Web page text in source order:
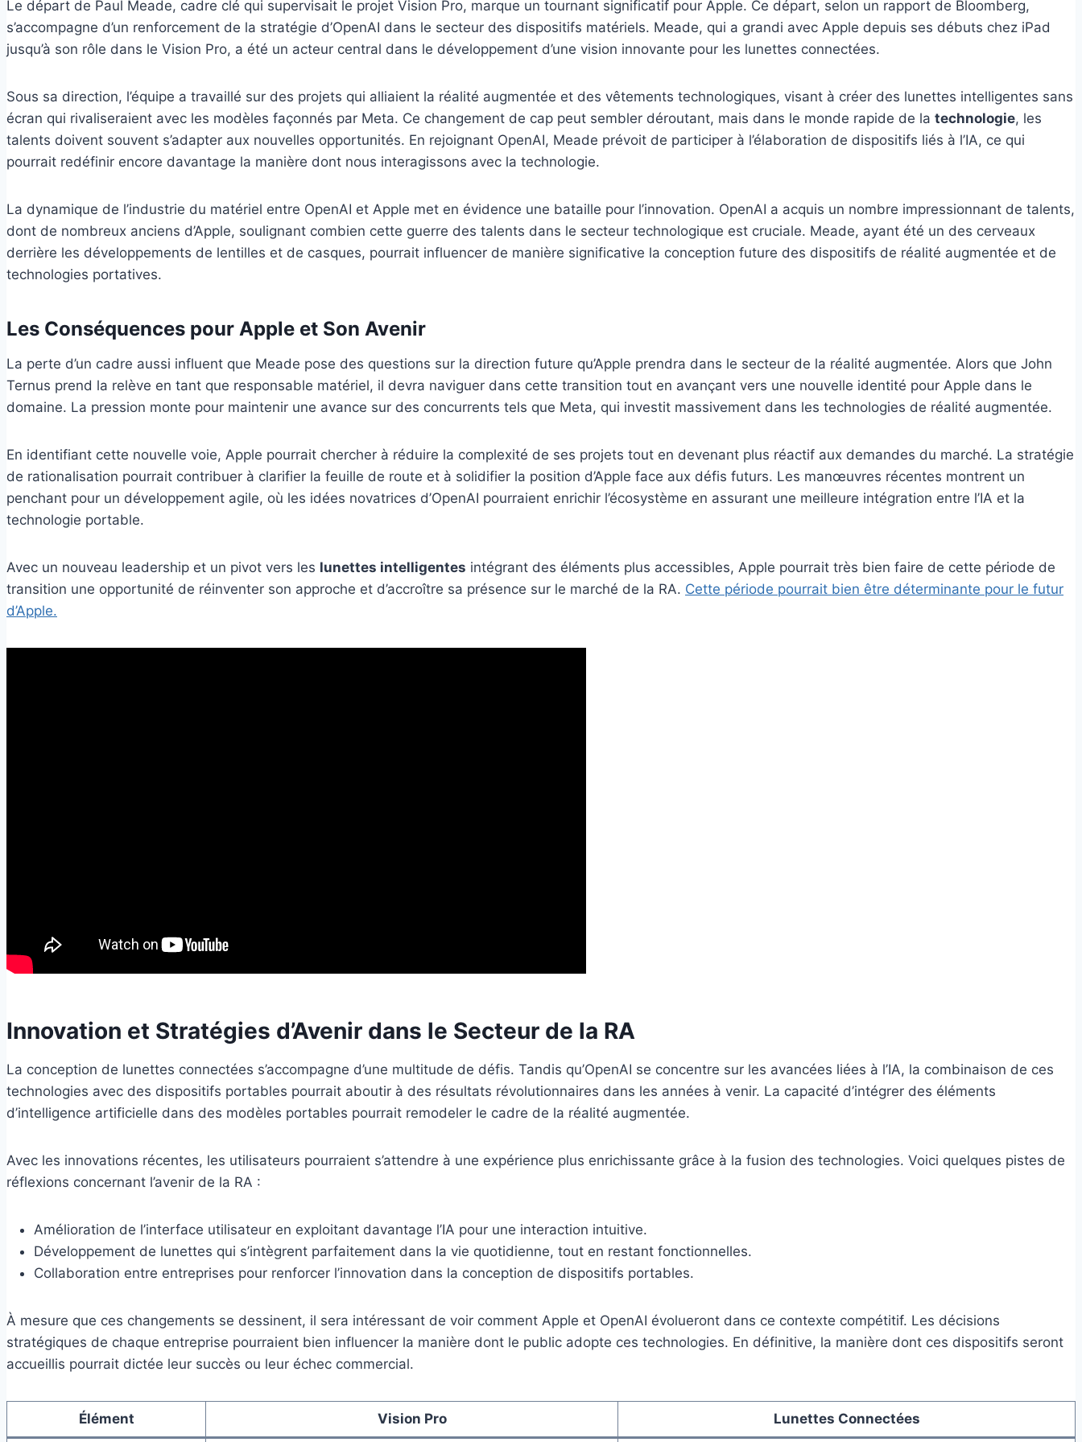
Le départ de Paul Meade, cadre clé qui supervisait le projet Vision Pro, marque un tournant significatif pour Apple. Ce départ, selon un rapport de Bloomberg,
s’accompagne d’un renforcement de la stratégie d’OpenAI dans le secteur des dispositifs matériels. Meade, qui a grandi avec Apple depuis ses débuts chez iPad
jusqu’à son rôle dans le Vision Pro, a été un acteur central dans le développement d’une vision innovante pour les lunettes connectées.
Sous sa direction, l’équipe a travaillé sur des projets qui alliaient la réalité augmentée et des vêtements technologiques, visant à créer des lunettes intelligentes sans
écran qui rivaliseraient avec les modèles façonnés par Meta. Ce changement de cap peut sembler déroutant, mais dans le monde rapide de la technologie, les
talents doivent souvent s’adapter aux nouvelles opportunités. En rejoignant OpenAI, Meade prévoit de participer à l’élaboration de dispositifs liés à l’IA, ce qui
pourrait redéfinir encore davantage la manière dont nous interagissons avec la technologie.
La dynamique de l’industrie du matériel entre OpenAI et Apple met en évidence une bataille pour l’innovation. OpenAI a acquis un nombre impressionnant de talents,
dont de nombreux anciens d’Apple, soulignant combien cette guerre des talents dans le secteur technologique est cruciale. Meade, ayant été un des cerveaux
derrière les développements de lentilles et de casques, pourrait influencer de manière significative la conception future des dispositifs de réalité augmentée et de
technologies portatives.
Les Conséquences pour Apple et Son Avenir
La perte d’un cadre aussi influent que Meade pose des questions sur la direction future qu’Apple prendra dans le secteur de la réalité augmentée. Alors que John
Ternus prend la relève en tant que responsable matériel, il devra naviguer dans cette transition tout en avançant vers une nouvelle identité pour Apple dans le
domaine. La pression monte pour maintenir une avance sur des concurrents tels que Meta, qui investit massivement dans les technologies de réalité augmentée.
En identifiant cette nouvelle voie, Apple pourrait chercher à réduire la complexité de ses projets tout en devenant plus réactif aux demandes du marché. La stratégie
de rationalisation pourrait contribuer à clarifier la feuille de route et à solidifier la position d’Apple face aux défis futurs. Les manœuvres récentes montrent un
penchant pour un développement agile, où les idées novatrices d’OpenAI pourraient enrichir l’écosystème en assurant une meilleure intégration entre l’IA et la
technologie portable.
Avec un nouveau leadership et un pivot vers les lunettes intelligentes intégrant des éléments plus accessibles, Apple pourrait très bien faire de cette période de
transition une opportunité de réinventer son approche et d’accroître sa présence sur le marché de la RA. Cette période pourrait bien être déterminante pour le futur
d’Apple.
Innovation et Stratégies d’Avenir dans le Secteur de la RA
La conception de lunettes connectées s’accompagne d’une multitude de défis. Tandis qu’OpenAI se concentre sur les avancées liées à l’IA, la combinaison de ces
technologies avec des dispositifs portables pourrait aboutir à des résultats révolutionnaires dans les années à venir. La capacité d’intégrer des éléments
d’intelligence artificielle dans des modèles portables pourrait remodeler le cadre de la réalité augmentée.
Avec les innovations récentes, les utilisateurs pourraient s’attendre à une expérience plus enrichissante grâce à la fusion des technologies. Voici quelques pistes de
réflexions concernant l’avenir de la RA :
Amélioration de l’interface utilisateur en exploitant davantage l’IA pour une interaction intuitive.
Développement de lunettes qui s’intègrent parfaitement dans la vie quotidienne, tout en restant fonctionnelles.
Collaboration entre entreprises pour renforcer l’innovation dans la conception de dispositifs portables.
À mesure que ces changements se dessinent, il sera intéressant de voir comment Apple et OpenAI évolueront dans ce contexte compétitif. Les décisions
stratégiques de chaque entreprise pourraient bien influencer la manière dont le public adopte ces technologies. En définitive, la manière dont ces dispositifs seront
accueillis pourrait dictée leur succès ou leur échec commercial.
Élément Vision Pro Lunettes Connectées